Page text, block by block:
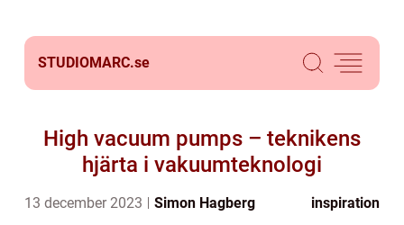
STUDIOMARC.se
High vacuum pumps – teknikens
hjärta i vakuumteknologi
13 december 2023 Simon Hagberg inspiration